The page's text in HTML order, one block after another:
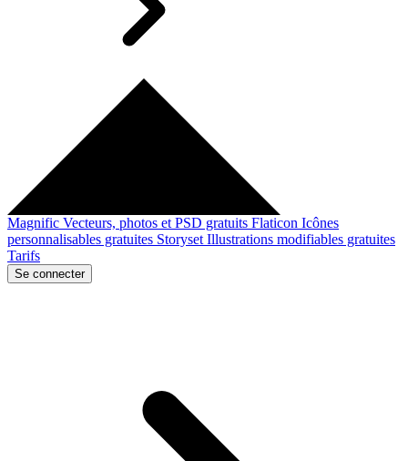
Magnific Vecteurs, photos et PSD gratuits Flaticon Icônes
personnalisables gratuites Storyset Illustrations modifiables gratuites
Tarifs
Se connecter